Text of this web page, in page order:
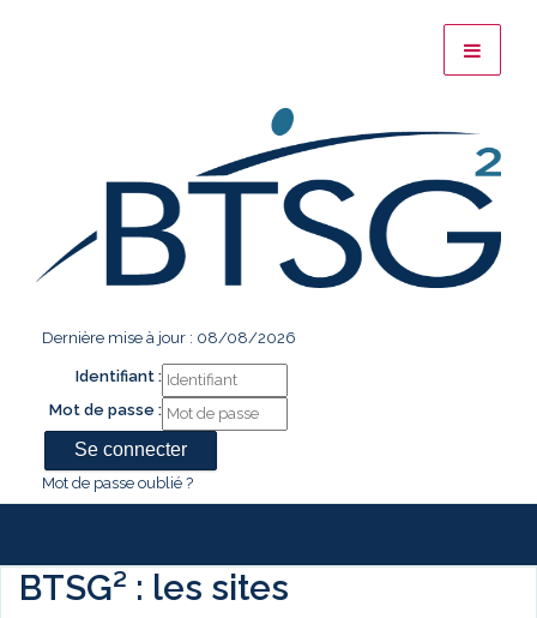
Dernière mise à jour : 08/08/2026
Identifiant :
Mot de passe :
Mot de passe oublié ?
BTSG² : les sites